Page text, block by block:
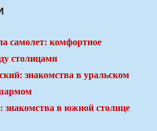
самолет: комфортное
столицами
знакомства в уральском
знакомства в южной столице